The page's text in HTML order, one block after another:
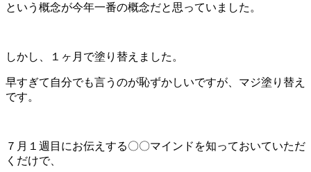
という概念が今年一番の概念だと思っていました。
しかし、１ヶ月で塗り替えました。
早すぎて自分でも言うのが恥ずかしいですが、マジ塗り替え
です。
７月１週目にお伝えする〇〇マインドを知っておいていただ
くだけで、